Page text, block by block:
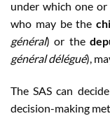
under which one
who may be the
général) or the
général délégué),
The SAS can
decision-making